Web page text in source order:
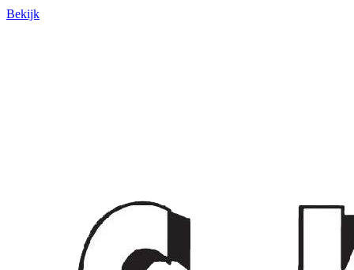
Bekijk